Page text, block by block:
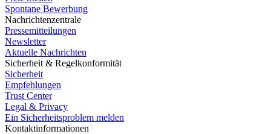
Spontane Bewerbung
Nachrichtenzentrale
Pressemitteilungen
Newsletter
Aktuelle Nachrichten
Sicherheit & Regelkonformität
Sicherheit
Empfehlungen
Trust Center
Legal & Privacy
Ein Sicherheitsproblem melden
Kontaktinformationen